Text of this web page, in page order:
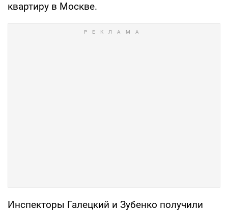
квартиру в Москве.
Инспекторы Галецкий и Зубенко получили